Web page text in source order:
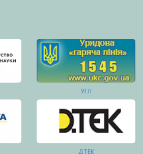
УГЛ
ДТЕК